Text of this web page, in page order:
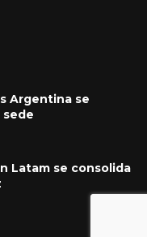
Argentina se
Latam se consolida